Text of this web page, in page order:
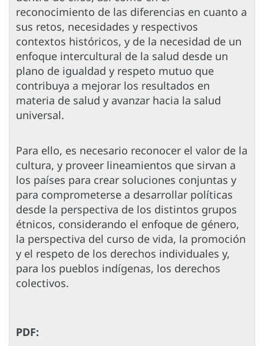
reconocimiento de las diferencias en cuanto a
sus retos, necesidades y respectivos
contextos históricos, y de la necesidad de un
enfoque intercultural de la salud desde un
plano de igualdad y respeto mutuo que
contribuya a mejorar los resultados en
materia de salud y avanzar hacia la salud
universal.
Para ello, es necesario reconocer el valor de la
cultura, y proveer lineamientos que sirvan a
los países para crear soluciones conjuntas y
para comprometerse a desarrollar políticas
desde la perspectiva de los distintos grupos
étnicos, considerando el enfoque de género,
la perspectiva del curso de vida, la promoción
y el respeto de los derechos individuales y,
para los pueblos indígenas, los derechos
colectivos.
PDF: